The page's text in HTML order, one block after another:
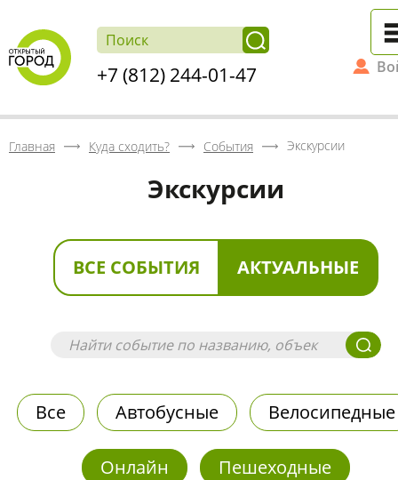
+7 (812) 244-01-47
Главная Куда сходить? События Экскурсии
Экскурсии
ВСЕ СОБЫТИЯ АКТУАЛЬНЫЕ
Все Автобусные Велосипедные
Онлайн Пешеходные